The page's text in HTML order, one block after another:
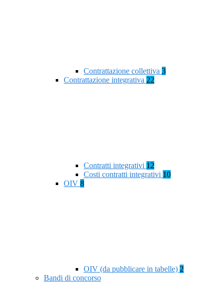
Contrattazione collettiva 3
Contrattazione integrativa 22
Contratti integrativi 12
Costi contratti integrativi 10
OIV 8
OIV (da pubblicare in tabelle) 2
Bandi di concorso